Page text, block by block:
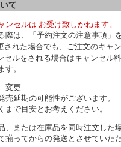
て
ンセルは お受け致しかねます。
際は、「予約注文の注意事項」
された場合でも、ご注文のキャ
セルをされる場合はキャンセル
す。
変更
売延期の可能性がございます。
まで目安とお考えください。
、または在庫品を同時注文した
揃ってからの発送とさせていただ